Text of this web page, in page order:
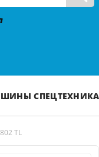
ШИНЫ СПЕЦТЕХНИКА
TL